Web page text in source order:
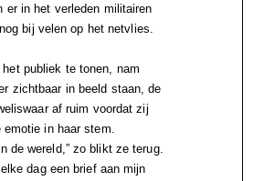
er in het verleden militairen
bij velen op het netvlies.
publiek te tonen, nam
zichtbaar in beeld staan, de
af ruim voordat zij
emotie in haar stem.
de wereld,” zo blikt ze terug.
dag een brief aan mijn